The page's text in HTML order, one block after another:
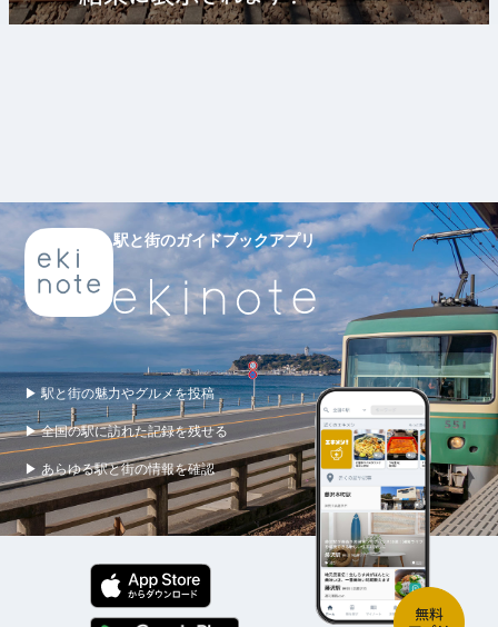
駅と街のガイドブックアプリ
▶ 駅と街の魅力やグルメを投稿
▶ 全国の駅に訪れた記録を残せる
▶ あらゆる駅と街の情報を確認